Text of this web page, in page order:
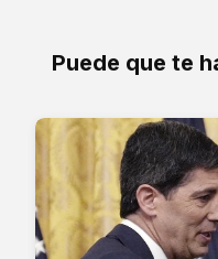
Puede que te